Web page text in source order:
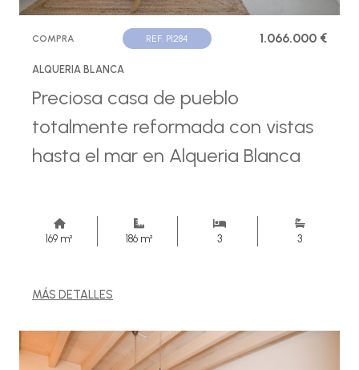
COMPRA REF. P1284 1.066.000 €
ALQUERIA BLANCA
Preciosa casa de pueblo
totalmente reformada con vistas
hasta el mar en Alqueria Blanca
169 m² 186 m² 3 3
MÁS DETALLES